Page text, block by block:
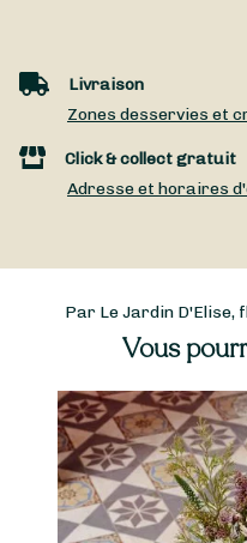
Livraison
Zones desservies et
Click & collect gratuit
Adresse et horaires
Par Le Jardin
Vous